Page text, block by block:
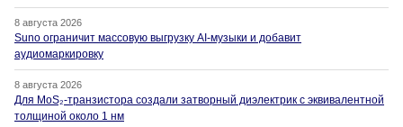
8 августа 2026
Suno ограничит массовую выгрузку AI-музыки и добавит
аудиомаркировку
8 августа 2026
Для MoS₂-транзистора создали затворный диэлектрик с эквивалентной
толщиной около 1 нм